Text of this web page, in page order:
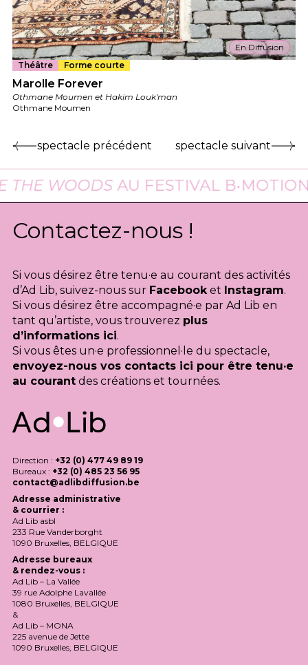
En Diffusion
Théâtre
Forme courte
Marolle Forever
Othmane Moumen et Hakim Louk'man
Othmane Moumen
spectacle précédent spectacle suivant
WOODSAU FESTIVAL B•MOTION
Contactez-nous !
Si vous désirez être tenu·e au courant des activités
d’Ad Lib, suivez-nous sur Facebooket Instagram.
Si vous désirez être accompagné·e par Ad Lib en
tant qu’artiste, vous trouverez plus
d’informations ici.
Si vous êtes un·e professionnel·le du spectacle,
envoyez-nous vos contacts ici pour être tenu·e
au courantdes créations et tournées.
Direction : +32 (0) 477 49 89 19
Bureaux : +32 (0) 485 23 56 95
contact@adlibdiffusion.be
Adresse administrative
& courrier :
Ad Lib asbl
233 Rue Vanderborght
1090 Bruxelles, BELGIQUE
Adresse bureaux
& rendez-vous :
Ad Lib – La Vallée
39 rue Adolphe Lavallée
1080 Bruxelles, BELGIQUE
&
Ad Lib – MONA
225 avenue de Jette
1090 Bruxelles, BELGIQUE